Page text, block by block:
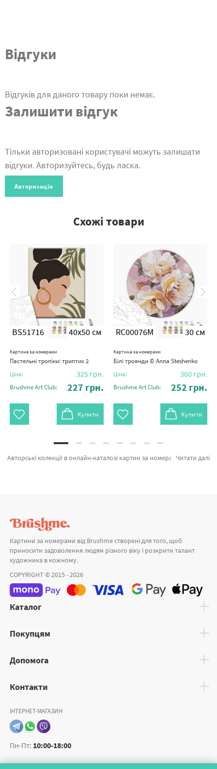
Відгуки
Відгуків для даного товару поки немає.
Залишити відгук
Тільки авторизовані користувачі можуть залишати
відгуки. Авторизуйтесь, будь ласка.
Авторизація
Схожі товари
BS51716 40x50 см
Картина за номерами
Пастельні тропіки: триптих 2
Ціна: 325 грн.
Brushme Art Club: 227 грн.
Купити
RC00076M 30 см
Картина за номерами
Білі троянди © Anna Steshenko
Ціна: 360 грн.
Brushme Art Club: 252 грн.
Купити
Читати далі
Авторські колекції в онлайн-каталозі картин за номерами и алмазної мозаїки Брашмі. На вітрині можна обрати Картина за номерами Між небом і землею © Інна Шевякова RC00127M від відомого бренду Brushme який підкуповує авторським підходом. Кожен продукт лінійки «Картини за номерами» зроблено з любов'ю. Блакитна балерина, © artdi.ua и Зайчик флорист © Olena Lazarenko а также широкий вибір найменувань за суперцінами. Оформлюючи замовлення Полотно 25х35 або картина за номерами германію швидко доставимо в Запоріжжя або невелике місто. Поп - арт та картини за номерами океан, придбайте прямо зараз!
Картини за номерами від Brushme створені для того, щоб
приносити задоволення людям різного віку і розкрити талант
художника в кожному.
COPYRIGHT © 2015 - 2026
Каталог
Покупцям
Допомога
Контакти
ІНТЕРНЕТ-МАГАЗИН
Пн-Пт: 10:00-18:00